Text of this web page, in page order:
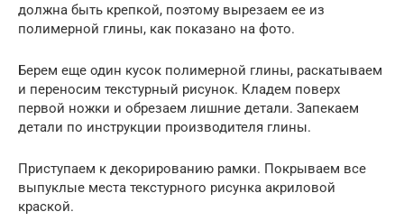
должна быть крепкой, поэтому вырезаем ее из
полимерной глины, как показано на фото.
Берем еще один кусок полимерной глины, раскатываем
и переносим текстурный рисунок. Кладем поверх
первой ножки и обрезаем лишние детали. Запекаем
детали по инструкции производителя глины.
Приступаем к декорированию рамки. Покрываем все
выпуклые места текстурного рисунка акриловой
краской.